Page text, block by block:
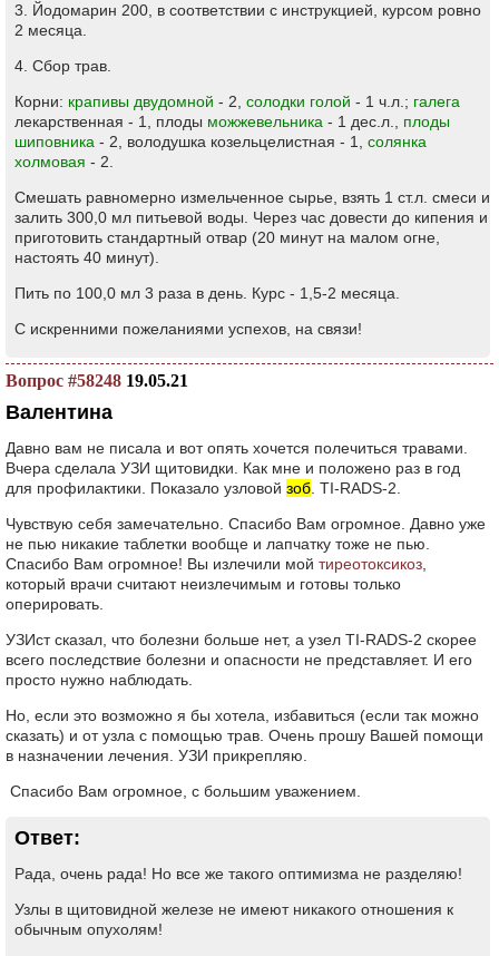
3. Йодомарин 200, в соответствии с инструкцией, курсом ровно
2 месяца.
4. Сбор трав.
Корни: крапивы двудомной - 2, солодки голой - 1 ч.л.; галега
лекарственная - 1, плоды можжевельника - 1 дес.л., плоды
шиповника - 2, володушка козельцелистная - 1, солянка
холмовая - 2.
Смешать равномерно измельченное сырье, взять 1 ст.л. смеси и
залить 300,0 мл питьевой воды. Через час довести до кипения и
приготовить стандартный отвар (20 минут на малом огне,
настоять 40 минут).
Пить по 100,0 мл 3 раза в день. Курс - 1,5-2 месяца.
С искренними пожеланиями успехов, на связи!
Вопрос #58248 19.05.21
Валентина
Давно вам не писала и вот опять хочется полечиться травами.
Вчера сделала УЗИ щитовидки. Как мне и положено раз в год
для профилактики. Показало узловой зоб . TI-RADS-2.
Чувствую себя замечательно. Спасибо Вам огромное. Давно уже
не пью никакие таблетки вообще и лапчатку тоже не пью.
Спасибо Вам огромное! Вы излечили мой тиреотоксикоз
который врачи считают неизлечимым и готовы только
оперировать.
УЗИст сказал, что болезни больше нет, а узел TI-RADS-2 скорее
всего последствие болезни и опасности не представляет. И его
просто нужно наблюдать.
Но, если это возможно я бы хотела, избавиться (если так можно
сказать) и от узла с помощью трав. Очень прошу Вашей помощи
в назначении лечения. УЗИ прикрепляю.
Спасибо Вам огромное, с большим уважением.
Ответ:
Рада, очень рада! Но все же такого оптимизма не разделяю!
Узлы в щитовидной железе не имеют никакого отношения к
обычным опухолям!